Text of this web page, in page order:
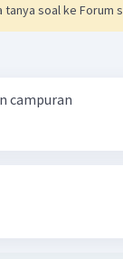
Iklan
tanya soal ke Forum
campuran